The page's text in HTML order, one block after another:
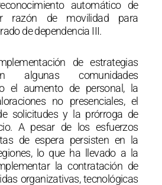
automático de
razón de movilidad para
de dependencia III.
de estrategias
algunas comunidades
el aumento de personal, la
no presenciales, el
solicitudes y la prórroga de
A pesar de los esfuerzos
de espera persisten en la
lo que ha llevado a la
la contratación de
organizativas, tecnológicas